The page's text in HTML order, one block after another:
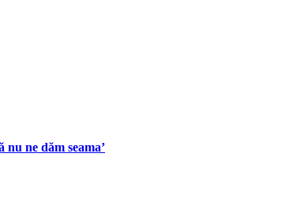
ne dăm seama’